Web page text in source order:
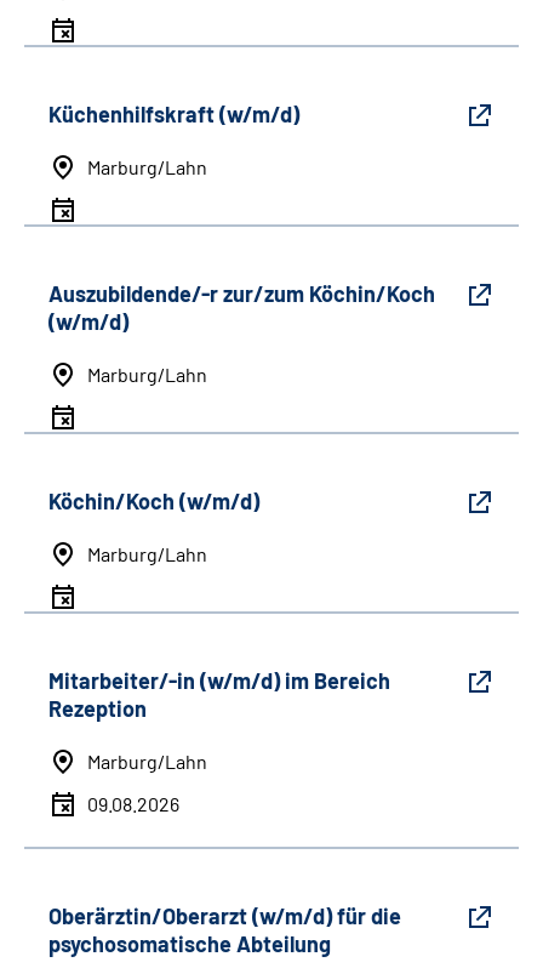
Küchenhilfskraft (w/m/d)
Marburg/Lahn
Auszubildende/-r zur/zum Köchin/Koch
(w/m/d)
Marburg/Lahn
Köchin/Koch (w/m/d)
Marburg/Lahn
Mitarbeiter/-in (w/m/d) im Bereich
Rezeption
Marburg/Lahn
09.08.2026
Oberärztin/Oberarzt (w/m/d) für die
psychosomatische Abteilung